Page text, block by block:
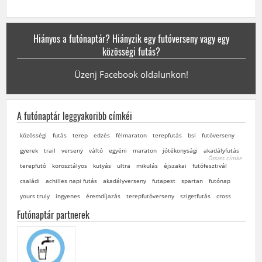
5 / 10.5 / 21km
Balatonszemes
(2020-09-26)
4.2 / 10.5 / 21km
Tihany
VII.PannonHajsza (2020-09-26 –2020-09-27)
5 / 10 / 15 / 21km
Csesznek
Hiányos a futónaptár? Hiányzik egy futóverseny vagy egy
közösségi futás?
Üzenj Facebook oldalunkon!
A futónaptár leggyakoribb címkéi
közösségi futás terep edzés félmaraton terepfutás bsi
futóverseny
gyerek
trail verseny váltó egyéni maraton jótékonysági
akadályfutás
terepfutó
korosztályos kutyás ultra mikulás éjszakai
futófesztivál
családi
achilles napi futás akadályverseny futapest spartan
futónap
yours truly
ingyenes éremdíjazás terepfutóverseny szigetfutás cross
Összes címke
Futónaptár partnerek